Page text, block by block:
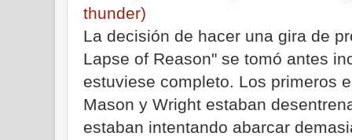
thunder)
La decisión de hacer una gira de
Lapse of Reason" se tomó antes
estuviese completo. Los primeros
Mason y Wright estaban
estaban intentando abarcar